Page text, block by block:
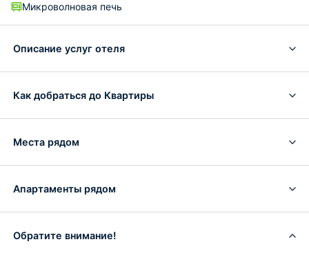
Микроволновая печь
Описание услуг отеля
Как добраться до Квартиры
Места рядом
Апартаменты рядом
Обратите внимание!